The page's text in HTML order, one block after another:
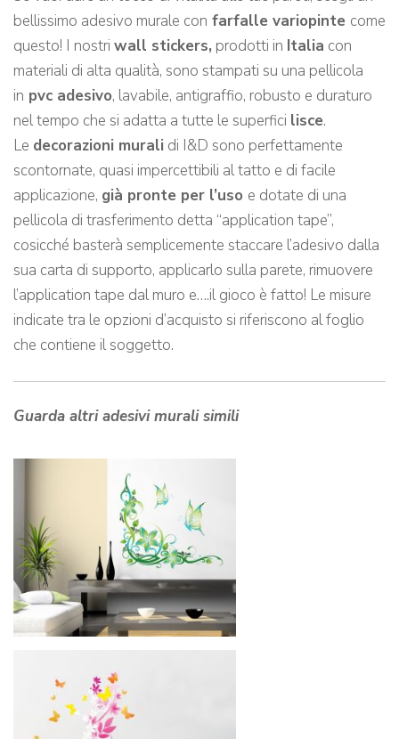
bellissimo adesivo murale con farfalle variopinte come
questo! I nostri wall stickers, prodotti in Italia con
materiali di alta qualità, sono stampati su una pellicola
in pvc adesivo, lavabile, antigraffio, robusto e duraturo
nel tempo che si adatta a tutte le superfici lisce.
Le decorazioni murali di I&D sono perfettamente
scontornate, quasi impercettibili al tatto e di facile
applicazione, già pronte per l’uso e dotate di una
pellicola di trasferimento detta “application tape”,
cosicché basterà semplicemente staccare l’adesivo dalla
sua carta di supporto, applicarlo sulla parete, rimuovere
l’application tape dal muro e….il gioco è fatto! Le misure
indicate tra le opzioni d’acquisto si riferiscono al foglio
che contiene il soggetto.
Guarda altri adesivi murali simili